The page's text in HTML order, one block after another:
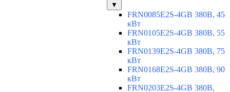
▼
FRN0085E2S-4GB 380В, 45
кВт
FRN0105E2S-4GB 380В, 55
кВт
FRN0139E2S-4GB 380В, 75
кВт
FRN0168E2S-4GB 380В, 90
кВт
FRN0203E2S-4GB 380В,